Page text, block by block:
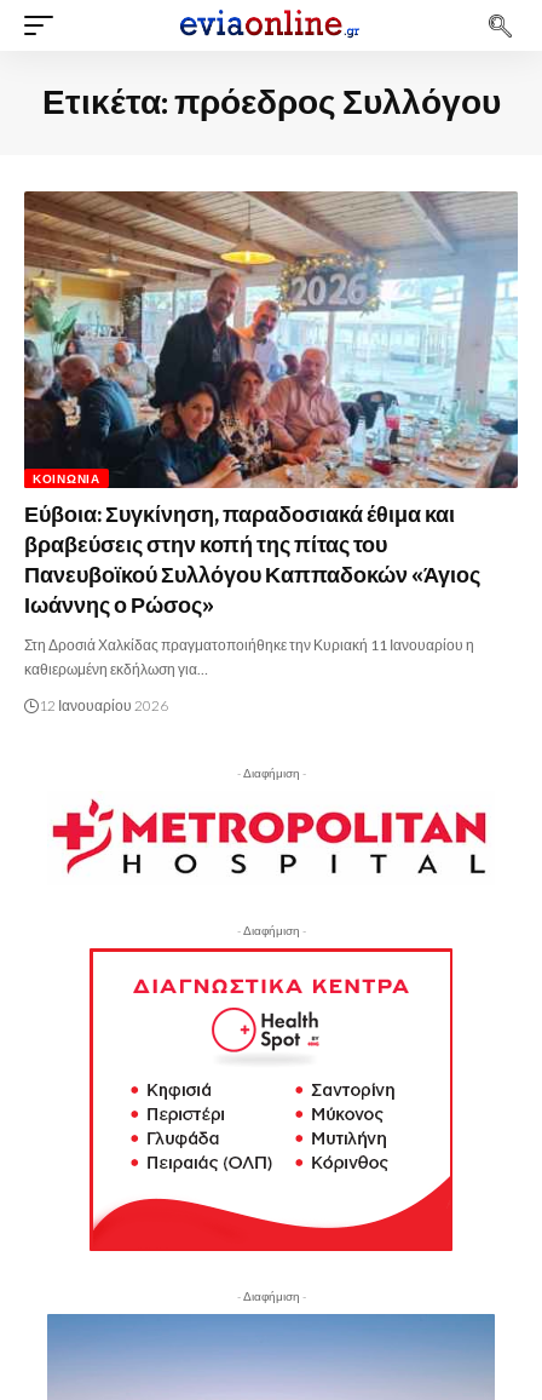
Ετικέτα:πρόεδρος Συλλόγου
ΚΟΙΝΩΝΊΑ
Εύβοια: Συγκίνηση, παραδοσιακά έθιμα και
βραβεύσεις στην κοπή της πίτας του
Πανευβοϊκού Συλλόγου Καππαδοκών «Άγιος
Ιωάννης ο Ρώσος»
Στη Δροσιά Χαλκίδας πραγματοποιήθηκε την Κυριακή 11 Ιανουαρίου η
καθιερωμένη εκδήλωση για…
12 Ιανουαρίου 2026
- Διαφήμιση -
- Διαφήμιση -
- Διαφήμιση -